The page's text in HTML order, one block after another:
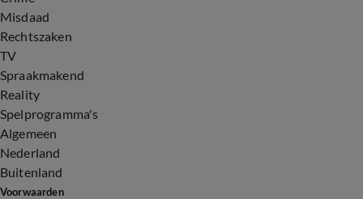
Misdaad
Rechtszaken
TV
Spraakmakend
Reality
Spelprogramma's
Algemeen
Nederland
Buitenland
Voorwaarden